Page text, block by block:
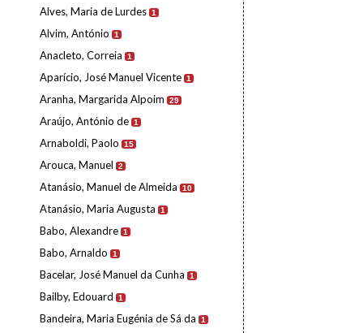
Alves, Maria de Lurdes 1
Alvim, António 1
Anacleto, Correia 1
Aparício, José Manuel Vicente 1
Aranha, Margarida Alpoim 29
Araújo, António de 1
Arnaboldi, Paolo 15
Arouca, Manuel 2
Atanásio, Manuel de Almeida 10
Atanásio, Maria Augusta 1
Babo, Alexandre 1
Babo, Arnaldo 1
Bacelar, José Manuel da Cunha 1
Bailby, Edouard 1
Bandeira, Maria Eugénia de Sá da 1